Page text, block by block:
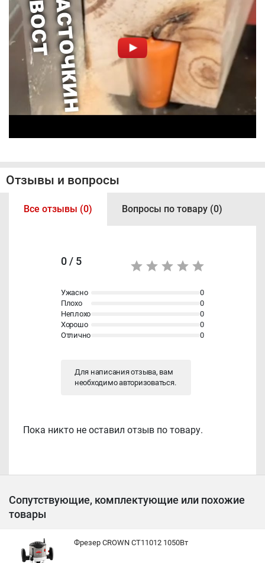
Отзывы и вопросы
Все отзывы (0) Вопросы по товару (0)
Пока никто не оставил отзыв по товару.
0 / 5
Ужасно
0
Плохо
0
Неплохо
0
Хорошо
0
Отлично
0
Для написания отзыва, вам
необходимоавторизоваться.
Сопутствующие, комплектующие или похожие
товары
Фрезер CROWN CT11012 1050Вт